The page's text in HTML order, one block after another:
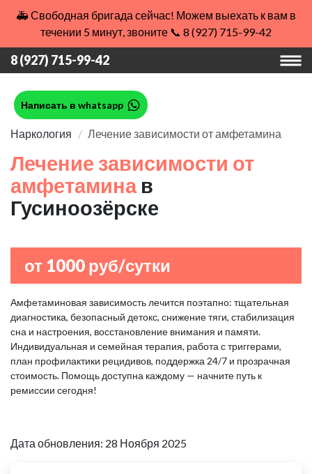
🚑 Свободная бригада сейчас! Можем выехать к вам в
течении 5 минут, звоните 📞 8 (927) 715-99-42
8 (927) 715-99-42
Написать в whatsapp
Наркология Лечение зависимости от амфетамина
Лечение зависимости от
амфетамина в
Гусиноозёрске
от 1000 руб/сутки
Амфетаминовая зависимость лечится поэтапно: тщательная
диагностика, безопасный детокс, снижение тяги, стабилизация
сна и настроения, восстановление внимания и памяти.
Индивидуальная и семейная терапия, работа с триггерами,
план профилактики рецидивов, поддержка 24/7 и прозрачная
стоимость. Помощь доступна каждому — начните путь к
ремиссии сегодня!
Дата обновления: 28 Ноября 2025